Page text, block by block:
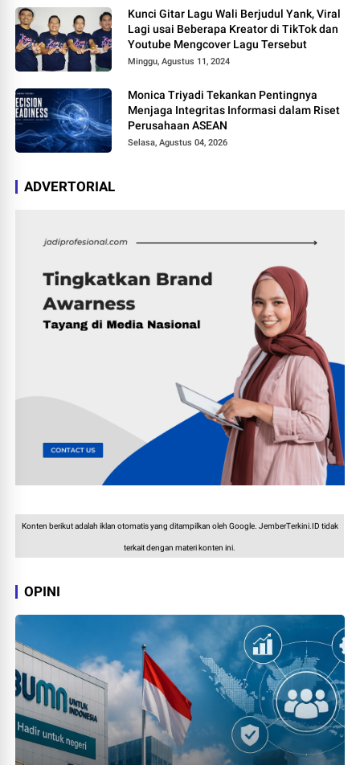
Kunci Gitar Lagu Wali Berjudul Yank, Viral
Lagi usai Beberapa Kreator di TikTok dan
Youtube Mengcover Lagu Tersebut
Minggu, Agustus 11, 2024
Monica Triyadi Tekankan Pentingnya
Menjaga Integritas Informasi dalam Riset
Perusahaan ASEAN
Selasa, Agustus 04, 2026
ADVERTORIAL
Konten berikut adalah iklan otomatis yang ditampilkan oleh Google. JemberTerkini.ID tidak
terkait dengan materi konten ini.
OPINI